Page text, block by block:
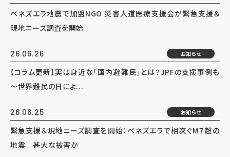
ベネズエラ地震で加盟NGO 災害人道医療支援会が緊急支援＆
現地ニーズ調査を開始
26.06.26 お知らせ
【コラム更新】実は身近な「国内避難民」とは？JPFの支援事例も
～世界難民の日によ...
26.06.25 お知らせ
緊急支援＆現地ニーズ調査を開始：ベネズエラで相次ぐM７超の
地震 甚大な被害か